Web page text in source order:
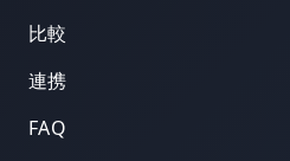
比較
連携
FAQ